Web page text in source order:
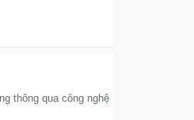
thông qua công nghệ